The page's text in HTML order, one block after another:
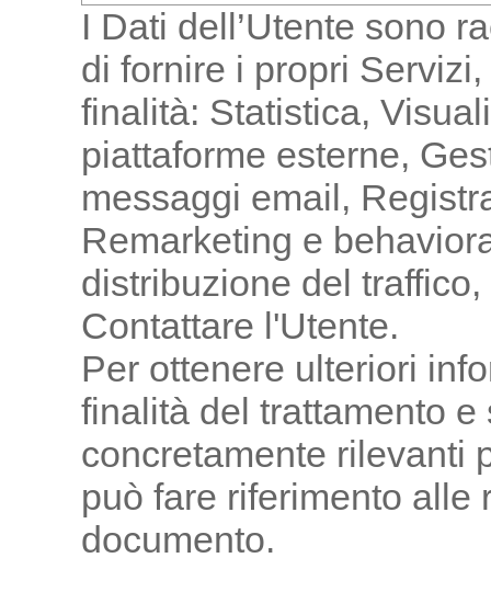
I Dati dell’Utente sono
di fornire i propri
finalità: Statistica,
piattaforme esterne,
messaggi email,
Remarketing e
distribuzione del
Contattare l'Utente.
Per ottenere ulteriori
finalità del trattamento
concretamente rilevanti
può fare riferimento alle
documento.